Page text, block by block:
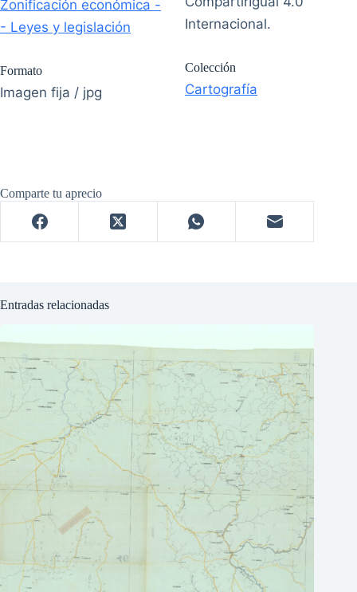
Zonificación económica -
- Leyes y legislación
Formato
Imagen fija / jpg
Internacional.
Colección
Cartografía
Comparte tu aprecio
Entradas relacionadas